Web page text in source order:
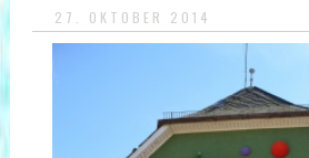
27. OKTOBER 2014